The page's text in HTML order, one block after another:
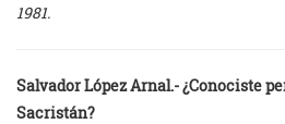
1981.
Salvador López Arnal.- ¿Conociste
Sacristán?